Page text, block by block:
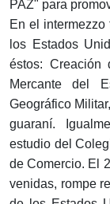
PAZ" para
En el intermezzo
los Estados
éstos:
Mercante del
Geográfico
guaraní.
estudio del
de Comercio. El
venidas, rompe